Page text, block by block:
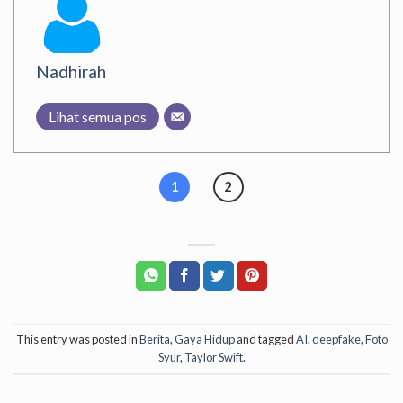
Nadhirah
Lihat semua pos
1 2
This entry was posted inBerita,Gaya Hidupand taggedAI,deepfake,Foto
Syur, Taylor Swift.